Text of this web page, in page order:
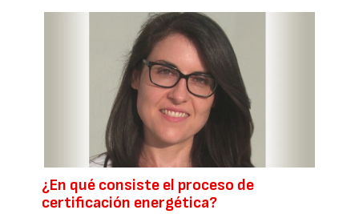
¿En qué consiste el proceso de
certificación energética?